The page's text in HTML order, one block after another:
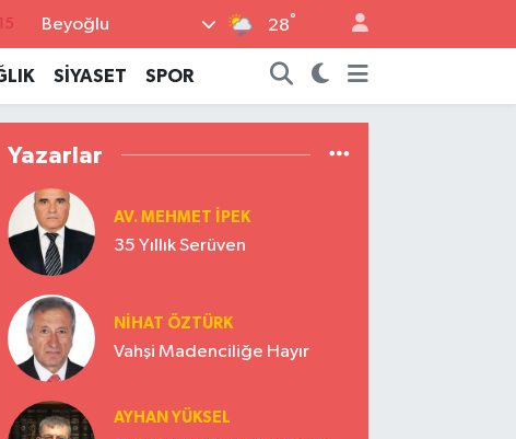
Beyoğlu 28°
SİYASET SPOR
Yazarlar
AV. MEHMET İPEK
35 Yıllık Serüven
NİHAT ÖZTÜRK
Vahşi Madenciliğe Hayır
AYHAN YÜKSEL